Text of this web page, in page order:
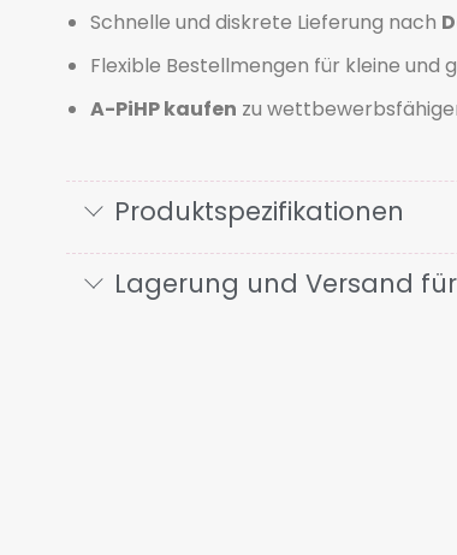
Schnelle und diskrete Lieferung nach
Flexible Bestellmengen für kleine und
A-PiHP kaufen zu
Produktspezifikationen
Lagerung und Versand für